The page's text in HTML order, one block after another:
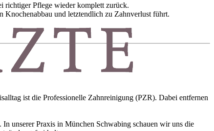
richtiger Pflege wieder komplett zurück.
Knochenabbau und letztendlich zu Zahnverlust führt.
ist die Professionelle Zahnreinigung (PZR). Dabei entfernen
unserer Praxis in München Schwabing schauen wir uns die